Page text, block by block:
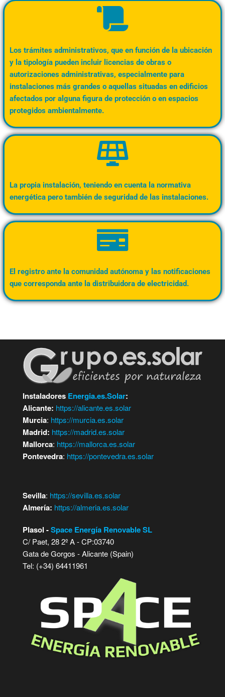
Los trámites administrativos, que en función de la ubicación
y la tipología pueden incluir licencias de obras o
autorizaciones administrativas, especialmente para
instalaciones más grandes o aquellas situadas en edificios
afectados por alguna figura de protección o en espacios
protegidos ambientalmente.
La propia instalación, teniendo en cuenta la normativa
energética pero también de seguridad de las instalaciones.
El registro ante la comunidad autónoma y las notificaciones
que corresponda ante la distribuidora de electricidad.
Instaladores Energia.es.Solar:
Alicante: https://alicante.es.solar
Murcia: https://murcia.es.solar
Madrid: https://madrid.es.solar
Mallorca: https://mallorca.es.solar
Pontevedra: https://pontevedra.es.solar
Sevilla: https://sevilla.es.solar
Almería: https://almeria.es.solar
Plasol -Space Energía Renovable SL
C/ Paet, 28 2º A - CP:03740
Gata de Gorgos - Alicante (Spain)
Tel: (+34) 64411961